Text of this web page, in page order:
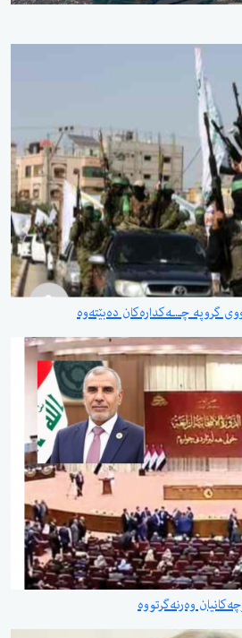
گروپە چـ.ـەکدارەکان دەبێتەوە
وەرنەگرتووە